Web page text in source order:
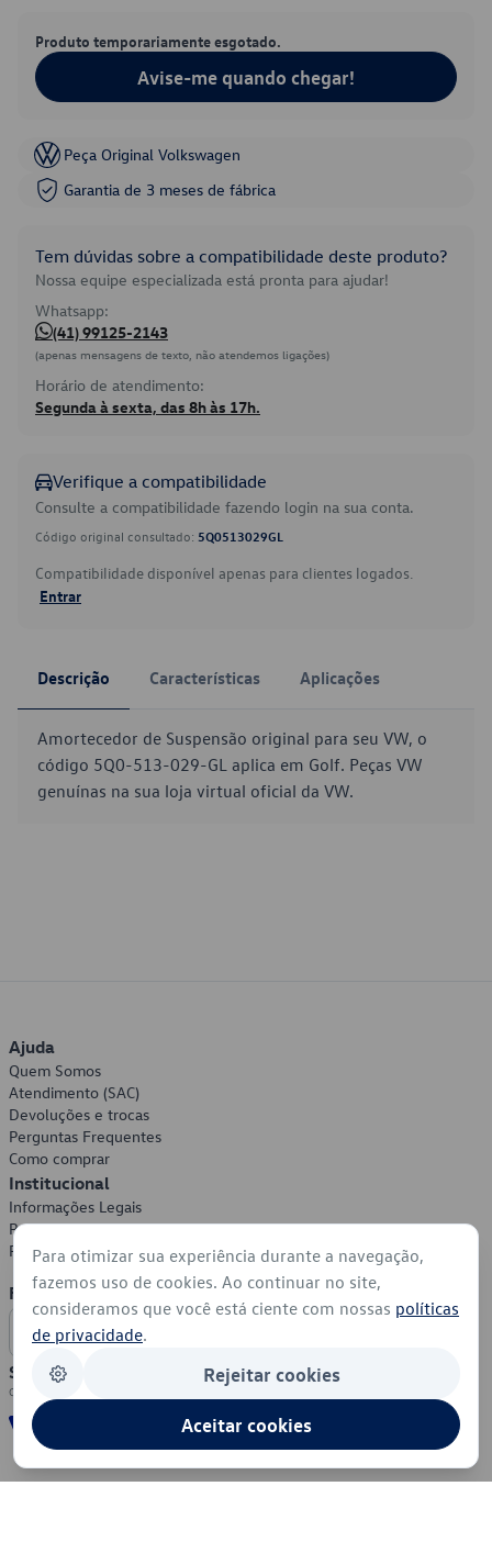
Produto temporariamente esgotado.
Avise-me quando chegar!
Peça Original Volkswagen
Garantia de 3 meses de fábrica
Tem dúvidas sobre a compatibilidade deste produto?
Nossa equipe especializada está pronta para ajudar!
Whatsapp:
(41) 99125-2143
(apenas mensagens de texto, não atendemos ligações)
Horário de atendimento:
Segunda à sexta, das 8h às 17h.
Verifique a compatibilidade
Consulte a compatibilidade fazendo login na sua conta.
Código original consultado: 5Q0513029GL
Compatibilidade disponível apenas para clientes logados.
Entrar
Descrição Características Aplicações
Amortecedor de Suspensão original para seu VW, o
código 5Q0-513-029-GL aplica em Golf. Peças VW
genuínas na sua loja virtual oficial da VW.
Ajuda
Quem Somos
Atendimento (SAC)
Devoluções e trocas
Perguntas Frequentes
Como comprar
Institucional
Informações Legais
Política de Privacidade
Política de Cookies
Formas de Pagamento
Segurança
Para otimizar sua experiência durante a navegação,
fazemos uso de cookies. Ao continuar no site,
consideramos que você está ciente com nossas políticas
de privacidade.
Rejeitar cookies
Aceitar cookies